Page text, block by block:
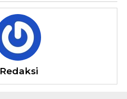
Redaksi